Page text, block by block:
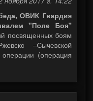
ОВИК Гвардия
"Поле Боя"
посвященных боям
–Сычевской
операции (операция